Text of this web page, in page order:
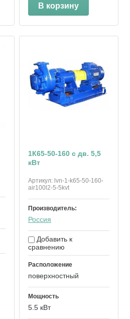
В корзину
1К65-50-160 с дв. 5,5
кВт
Артикул:lvn-1-k65-50-160-
air100l2-5-5kvt
Производитель:
Россия
Добавить к
сравнению
Расположение
поверхностный
Мощность
5.5 кВт